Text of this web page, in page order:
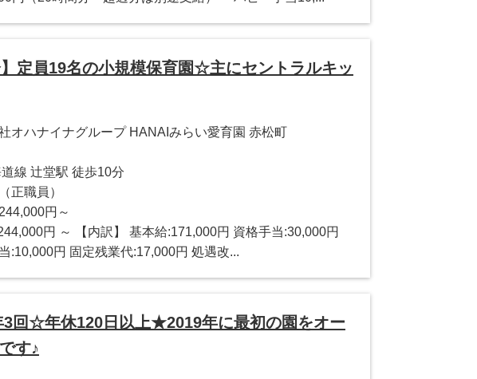
】定員19名の小規模保育園☆主にセントラルキッ
オハナイナグループ HANAIみらい愛育園 赤松町
線 辻堂駅 徒歩10分
正職員）
円～
円 ～ 【内訳】 基本給:171,000円 資格手当:30,000円
:10,000円 固定残業代:17,000円 処遇改...
3回☆年休120日以上★2019年に最初の園をオー
す♪